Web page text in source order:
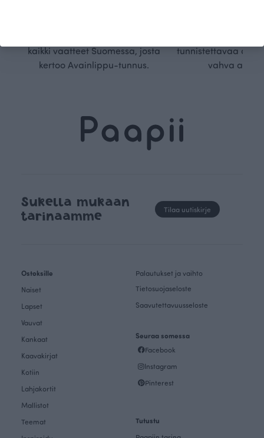
kaikki vaatteet Suomessa, josta
kertoo Avainlippu-tunnus.
tunnistettavaa
vahva
Sukella mukaan
tarinaamme
Tilaa uutiskirje
Ostoksille
Naiset
Lapset
Vauvat
Kankaat
Kaavakirjat
Kotiin
Lahjakortit
Mallistot
Teemat
Palautukset ja vaihto
Tietosuojaseloste
Saavutettavuusseloste
Seuraa somessa
Facebook
Instagram
Pinterest
Tutustu